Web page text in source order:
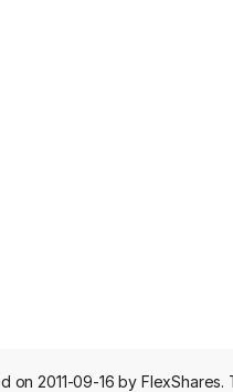
on 2011-09-16 by